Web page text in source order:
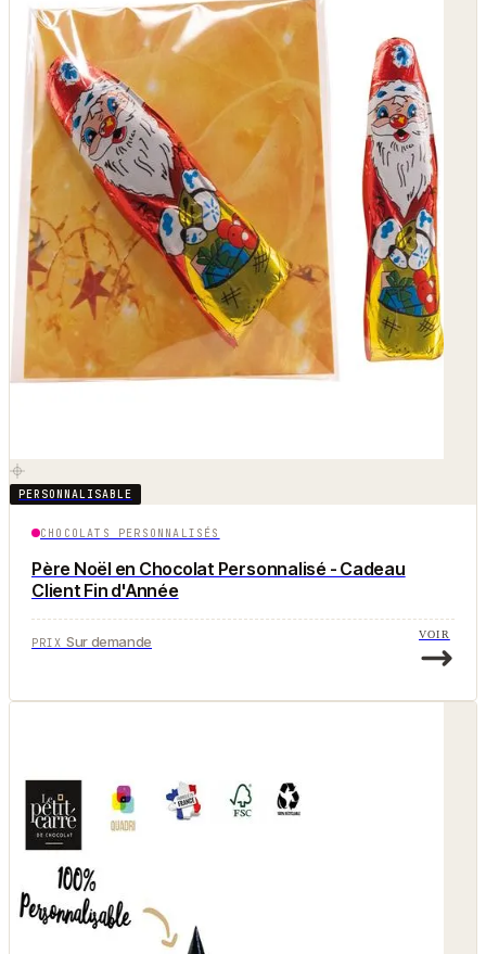
PERSONNALISABLE
CHOCOLATS PERSONNALISÉS
Père Noël en Chocolat Personnalisé - Cadeau
Client Fin d'Année
PRIX Sur demande VOIR